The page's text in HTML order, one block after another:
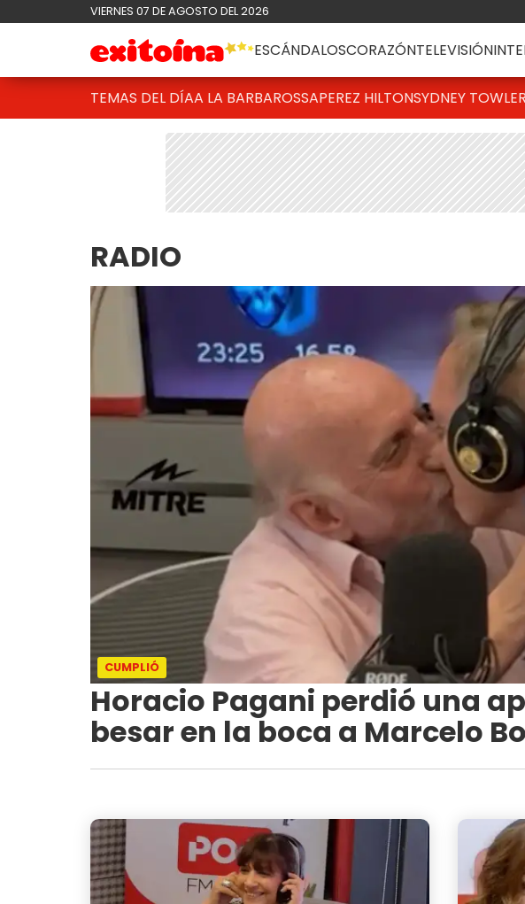
VIERNES 07 DE AGOSTO DEL 2026
ESCÁNDALOSCORAZÓNTELEVISIÓN
TEMAS DEL DÍAA LA BARBAROSSAPEREZ HILTONSYDNEY TOWLE
RADIO
CUMPLIÓ
Horacio Pagani perdió una
besar en la boca a Marcelo